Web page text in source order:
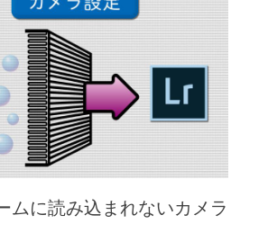
ムに読み込まれないカメラ